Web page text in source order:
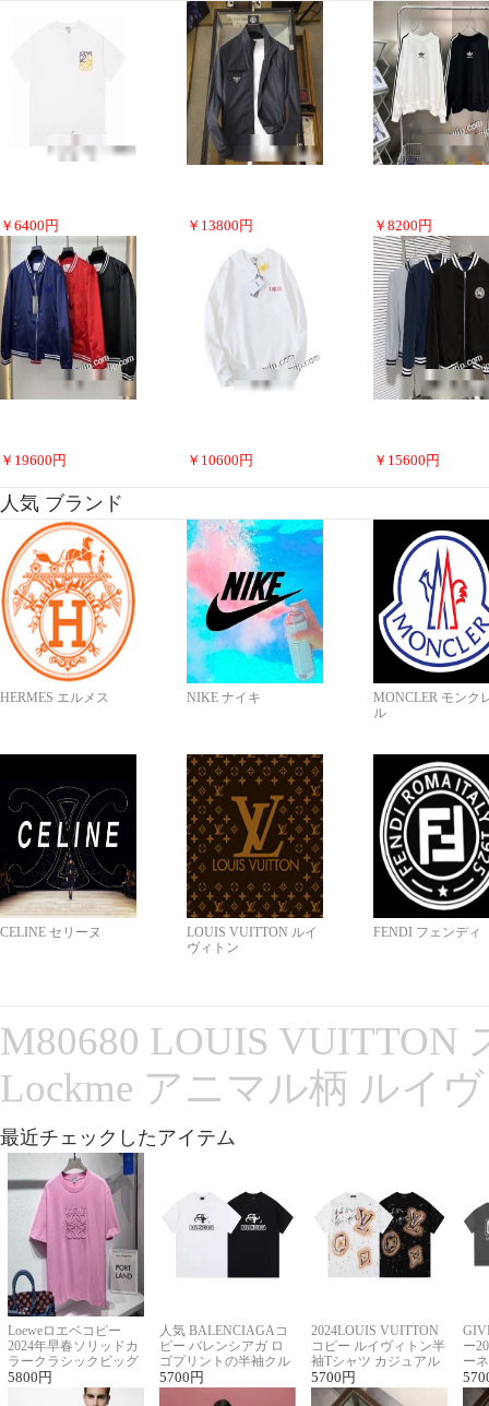
￥ 6400 円 ￥ 13800 円 ￥ 8200 円
￥ 19600 円 ￥ 10600 円 ￥ 15600 円
人気 ブランド
HERMES エルメス NIKE ナイキ
MONCLER モンク
ル
CELINE セリーヌ
LOUIS VUITTON ルイ
ヴィトン
FENDI フェンディ
M80680 LOUIS VUITTON
Lockme アニマル柄 ルイ
最近チェックしたアイテム
Loeweロエベコピー
2024年早春ソリッドカ
ラークラシックビッグ
ロゴ刺繍Tシャツ
5800 円
人気 BALENCIAGAコ
ピー バレンシアガ ロ
ゴプリントの半袖クル
ーネックTシャツ
5700 円
2024LOUIS VUITTON
コピー ルイヴィトン半
袖Tシャツ カジュアル
に馴染む 2色展開
5700 円
ー
ー
ー